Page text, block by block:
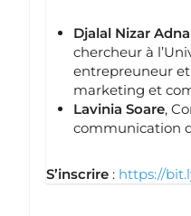
Djalal Nizar
chercheur à
entrepreuneur
marketing et
Lavinia Soare,
communication
S’inscrire: https://